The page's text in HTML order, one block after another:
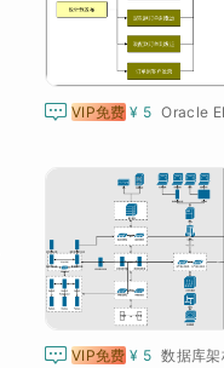
 VIP免费 ¥ 5
 VIP免费 ¥ 5 数据库